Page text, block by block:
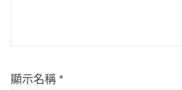
顯示名稱 *